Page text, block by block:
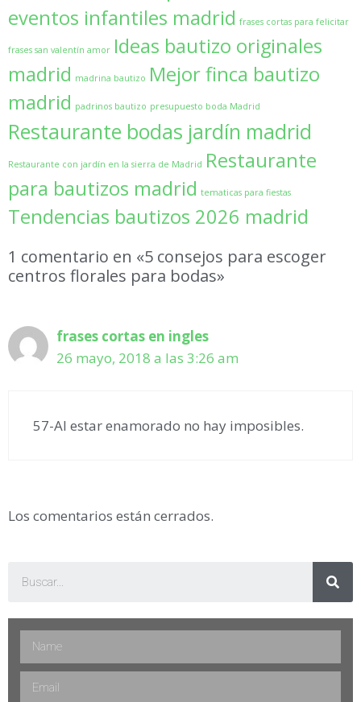
eventos infantiles madrid frases cortas para felicitar
frases san valentín amor Ideas bautizo originales
madrid madrina bautizo Mejor finca bautizo
madrid padrinos bautizo presupuesto boda Madrid
Restaurante bodas jardín madrid
Restaurante con jardín en la sierra de Madrid Restaurante
para bautizos madrid tematicas para fiestas
Tendencias bautizos 2026 madrid
1 comentario en «5 consejos para escoger
centros florales para bodas»
frases cortas en ingles
26 mayo, 2018 a las 3:26 am
57-Al estar enamorado no hay imposibles.
Los comentarios están cerrados.